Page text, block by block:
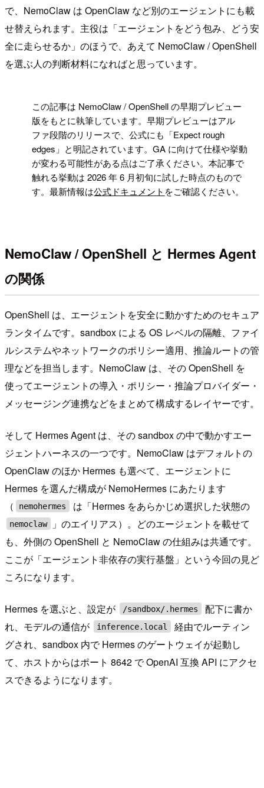
で、NemoClaw は OpenClaw など別のエージェントにも載
せ替えられます。主役は「エージェントをどう包み、どう安
全に走らせるか」のほうで、あえて NemoClaw / OpenShell
を選ぶ人の判断材料になればと思っています。
この記事は NemoClaw / OpenShell の早期プレビュー
版をもとに執筆しています。早期プレビューはアル
ファ段階のリリースで、公式にも「Expect rough
edges」と明記されています。GA に向けて仕様や挙動
が変わる可能性がある点はご了承ください。本記事で
触れる挙動は 2026 年 6 月初旬に試した時点のもので
す。最新情報は公式ドキュメント をご確認ください。
NemoClaw / OpenShell と Hermes Agent
の関係
OpenShell は、エージェントを安全に動かすためのセキュア
ランタイムです。sandbox による OS レベルの隔離、ファイ
ルシステムやネットワークのポリシー適用、推論ルートの管
理などを担当します。NemoClaw は、その OpenShell を
使ってエージェントの導入・ポリシー・推論プロバイダー・
メッセージング連携などをまとめて構成するレイヤーです。
そして Hermes Agent は、その sandbox の中で動かすエー
ジェントハーネスの一つです。NemoClaw はデフォルトの
OpenClaw のほか Hermes も選べて、エージェントに
Hermes を選んだ構成が NemoHermes にあたります
（
nemohermes は「Hermes をあらかじめ選択した状態の
nemoclaw
」のエイリアス）。どのエージェントを載せて
も、外側の OpenShell と NemoClaw の仕組みは共通です。
ここが「エージェント非依存の実行基盤」という今回の見ど
ころになります。
Hermes を選ぶと、設定が /sandbox/.hermes
配下に書か
れ、モデルの通信が
inference.local
経由でルーティン
グされ、sandbox 内で Hermes のゲートウェイが起動し
て、ホストからはポート 8642 で OpenAI 互換 API にアクセ
スできるようになります。